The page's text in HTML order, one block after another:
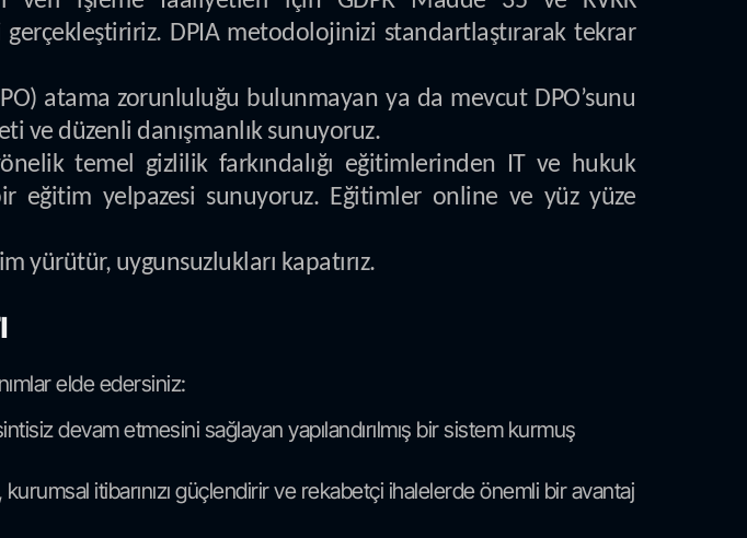
DPIA metodolojinizi standartlaştırarak tekrar
atama zorunluluğu bulunmayan ya da mevcut DPO’sunu
ve düzenli danışmanlık sunuyoruz.
temel gizlilik farkındalığı eğitimlerinden IT ve hukuk
eğitim yelpazesi sunuyoruz. Eğitimler online ve yüz yüze
yürütür, uygunsuzlukları kapatırız.
elde edersiniz:
devam etmesini sağlayan yapılandırılmış bir sistem kurmuş
itibarınızı güçlendirir ve rekabetçi ihalelerde önemli bir avantaj